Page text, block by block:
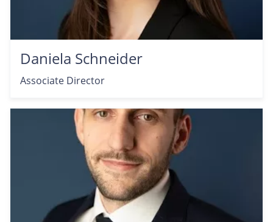
Daniela Schneider
Associate Director